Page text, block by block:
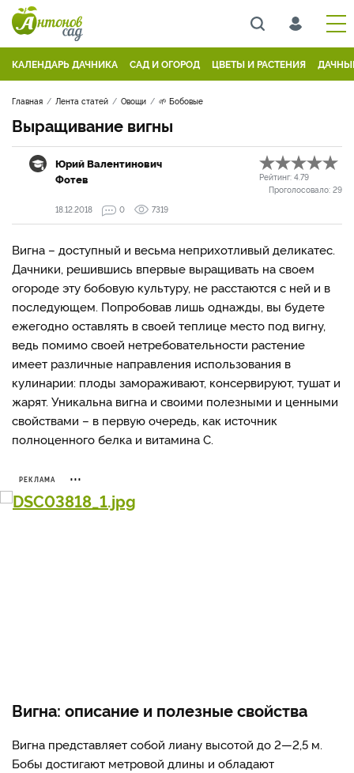
КАЛЕНДАРЬ ДАЧНИКА САД И ОГОРОД ЦВЕТЫ И РАСТЕНИЯ
Главная Лента статей Овощи 🌱 Бобовые
Выращивание вигны
Юрий Валентинович
Фотев
Рейтинг: 4.79
Проголосовало: 29
18.12.2018
0 7319
Вигна – доступный и весьма неприхотливый деликатес.
Дачники, решившись впервые выращивать на своем
огороде эту бобовую культуру, не расстаются с ней и в
последующем. Попробовав лишь однажды, вы будете
ежегодно оставлять в своей теплице место под вигну,
ведь помимо своей нетребовательности растение
имеет различные направления использования в
кулинарии: плоды замораживают, консервируют, тушат и
жарят. Уникальна вигна и своими полезными и ценными
свойствами – в первую очередь, как источник
полноценного белка и витамина C.
РЕКЛАМА
Вигна: описание и полезные свойства
Вигна представляет со­бой лиану высотой до 2—2,5 м.
Бобы достига­ют метровой длины и облада­ют